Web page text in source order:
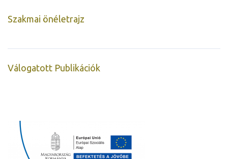
Szakmai önéletrajz
Válogatott Publikációk